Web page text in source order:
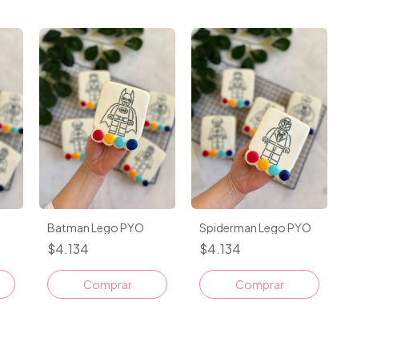
Batman Lego PYO
$4.134
Comprar
Spiderman Lego PYO
$4.134
Comprar